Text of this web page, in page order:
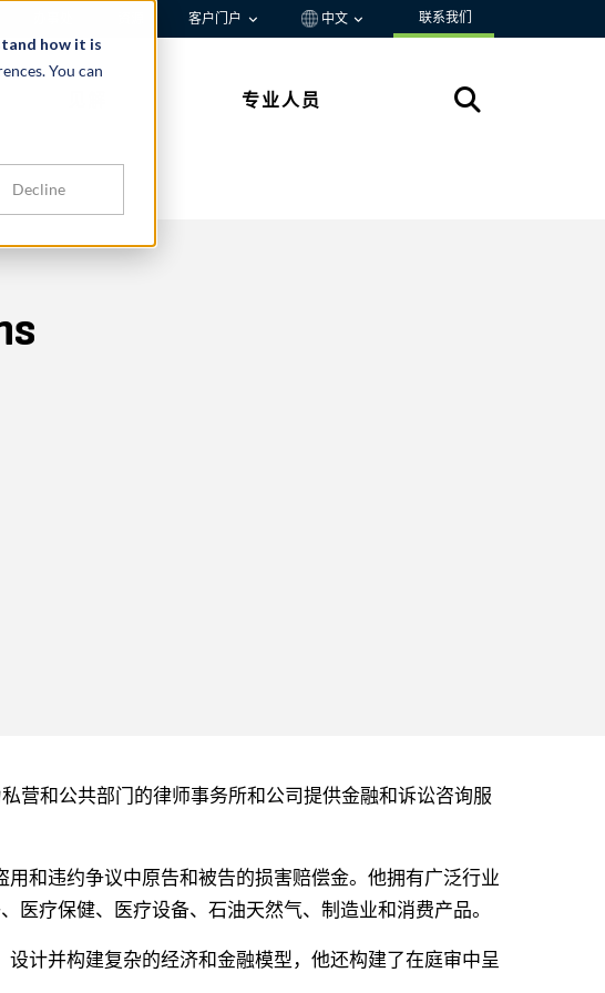
how it is
You can
Decline
客户门户 中文 联系我们
专业人员
营和公共部门的律师事务所和公司提供金融和诉讼咨询服
和违约争议中原告和被告的损害赔偿金。他拥有广泛行业
医疗保健、医疗设备、石油天然气、制造业和消费产品。
计并构建复杂的经济和金融模型，他还构建了在庭审中呈